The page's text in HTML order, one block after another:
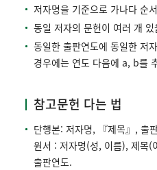
저자명을 기준으로 가나다 순
동일 저자의 문헌이 여러 개
동일한 출판연도에 동일한 저
경우에는 연도 다음에 a, b를
참고문헌 다는 법
단행본: 저자명, 『제목』, 출
원서 : 저자명(성, 이름), 제목(
출판연도.